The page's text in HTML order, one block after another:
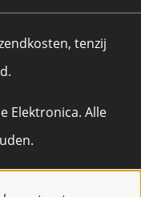
tenzij
Elektronica. Alle